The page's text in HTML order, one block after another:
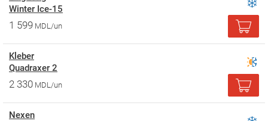
Winter Ice-15
1 599 MDL/un
Kleber
Quadraxer 2
2 330 MDL/un
Nexen